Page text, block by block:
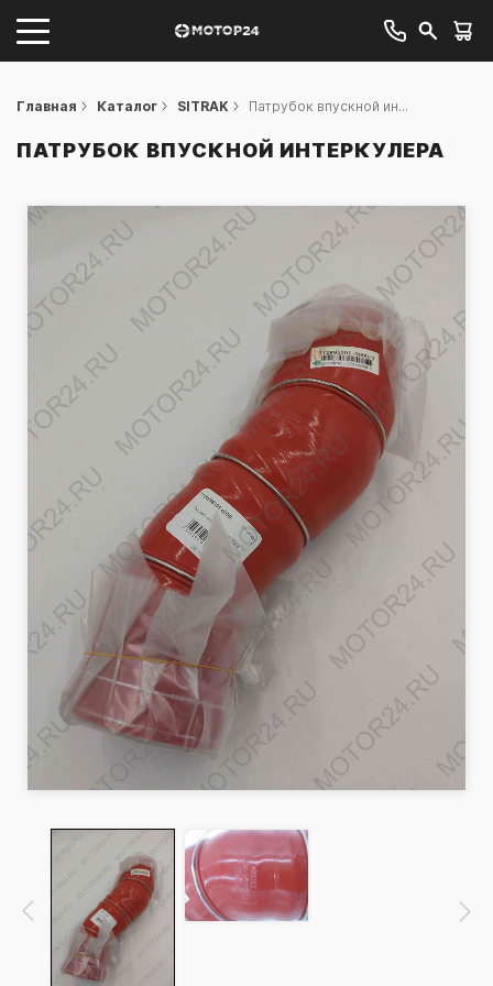
Главная Каталог SITRAK Патрубок впускной ин...
ПАТРУБОК ВПУСКНОЙ ИНТЕРКУЛЕРА